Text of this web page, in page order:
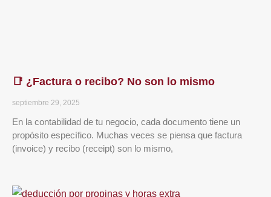
📑 ¿Factura o recibo? No son lo mismo
septiembre 29, 2025
En la contabilidad de tu negocio, cada documento tiene un
propósito específico. Muchas veces se piensa que factura
(invoice) y recibo (receipt) son lo mismo,